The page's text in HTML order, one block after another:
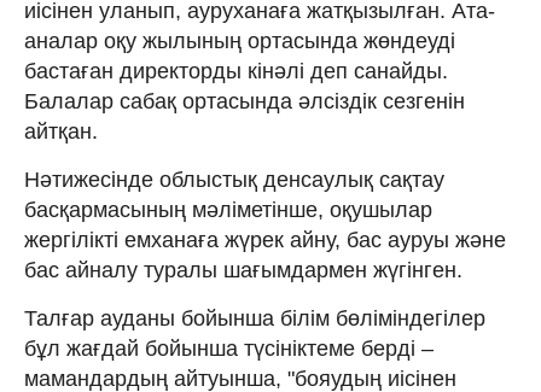
иісінен уланып, ауруханаға жатқызылған. Ата-
аналар оқу жылының ортасында жөндеуді
бастаған директорды кінәлі деп санайды.
Балалар сабақ ортасында әлсіздік сезгенін
айтқан.
Нәтижесінде облыстық денсаулық сақтау
басқармасының мәліметінше, оқушылар
жергілікті емханаға жүрек айну, бас ауруы және
бас айналу туралы шағымдармен жүгінген.
Талғар ауданы бойынша білім бөліміндегілер
бұл жағдай бойынша түсініктеме берді –
мамандардың айтуынша, "бояудың иісінен